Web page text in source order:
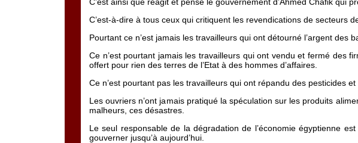
C’est-à-dire à tous ceux qui critiquent les revendications de secteurs
Pourtant ce n’est jamais les travailleurs qui ont détourné l’argent des
Ce n’est pourtant jamais les travailleurs qui ont vendu et fermé des
offert pour rien des terres de l’Etat à des hommes d’affaires.
Ce n’est pourtant pas les travailleurs qui ont répandu des pesticides
Les ouvriers n’ont jamais pratiqué la spéculation sur les produits
malheurs, ces désastres.
Le seul responsable de la dégradation de l’économie égyptienne
gouverner jusqu’à aujourd’hui.